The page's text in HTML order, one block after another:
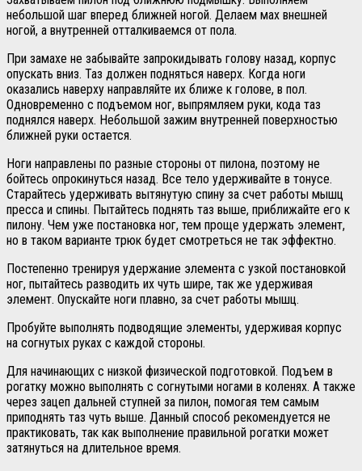
небольшой шаг вперед ближней ногой. Делаем мах внешней
ногой, а внутренней отталкиваемся от пола.
При замахе не забывайте запрокидывать голову назад, корпус
опускать вниз. Таз должен подняться наверх. Когда ноги
оказались наверху направляйте их ближе к голове, в пол.
Одновременно с подъемом ног, выпрямляем руки, кода таз
поднялся наверх. Небольшой зажим внутренней поверхностью
ближней руки остается.
Ноги направлены по разные стороны от пилона, поэтому не
бойтесь опрокинуться назад. Все тело удерживайте в тонусе.
Старайтесь удерживать вытянутую спину за счет работы мышц
пресса и спины. Пытайтесь поднять таз выше, приближайте его к
пилону. Чем уже постановка ног, тем проще удержать элемент,
но в таком варианте трюк будет смотреться не так эффектно.
Постепенно тренируя удержание элемента с узкой постановкой
ног, пытайтесь разводить их чуть шире, так же удерживая
элемент. Опускайте ноги плавно, за счет работы мышц.
Пробуйте выполнять подводящие элементы, удерживая корпус
на согнутых руках с каждой стороны.
Для начинающих с низкой физической подготовкой. Подъем в
рогатку можно выполнять с согнутыми ногами в коленях. А также
через зацеп дальней ступней за пилон, помогая тем самым
приподнять таз чуть выше. Данный способ рекомендуется не
практиковать, так как выполнение правильной рогатки может
затянуться на длительное время.